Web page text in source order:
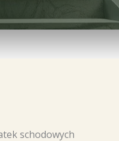
schodowych